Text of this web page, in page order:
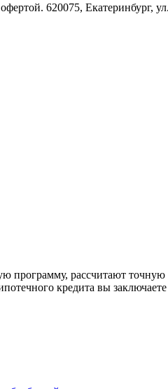
620075, Екатеринбург,
программу, рассчитают
кредита вы